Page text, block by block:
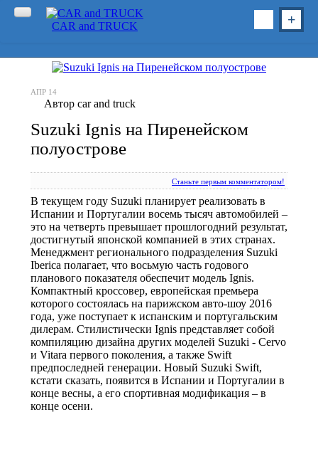
CAR and TRUCK
Главная
Салон
Дебют
Концепт
Проект
Тюнинг
Безопасность
Техно
Экономика
Рынок
Автопром
Комтранс
Экспо
История
АПР 14
Автор car and truck
Suzuki Ignis на Пиренейском
полуострове
Станьте первым комментатором!
В текущем году Suzuki планирует реализовать в
Испании и Португалии восемь тысяч автомобилей –
это на четверть превышает прошлогодний результат,
достигнутый японской компанией в этих странах.
Менеджмент регионального подразделения Suzuki
Iberica полагает, что восьмую часть годового
планового показателя обеспечит модель Ignis.
Компактный кроссовер, европейская премьера
которого состоялась на парижском авто-шоу 2016
года, уже поступает к испанским и португальским
дилерам. Стилистически Ignis представляет собой
компиляцию дизайна других моделей Suzuki - Cervo
и Vitara первого поколения, а также Swift
предпоследней генерации. Новый Suzuki Swift,
кстати сказать, появится в Испании и Португалии в
конце весны, а его спортивная модификация – в
конце осени.